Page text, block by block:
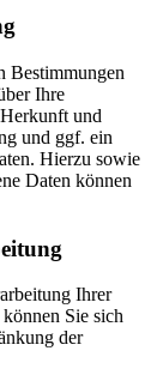
Bestimmungen
Ihre
und
und ggf. ein
Hierzu sowie
Daten können
Ihrer
Sie sich
der